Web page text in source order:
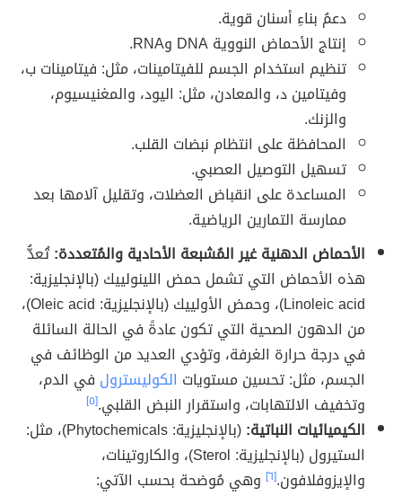
دعمُ بناءِ أسنان قوية.
إنتاج الأحماض النووية DNA وRNA.
تنظيم استخدام الجسم للفيتامينات، مثل: فيتامينات ب،
وفيتامين د، والمعادن، مثل: اليود، والمغنيسيوم،
والزنك.
المحافظة على انتظام نبضات القلب.
تسهيل التوصيل العصبي.
المساعدة على انقباض العضلات، وتقليل آلامها بعد
ممارسة التمارين الرياضية.
الأحماض الدهنية غير المُشبعة الأحادية والمُتعددة:تُعدُّ
هذه الأحماض التي تشمل حمض اللينولييك (بالإنجليزية:
Linoleic acid)، وحمض الأولييك (بالإنجليزية: Oleic acid)،
من الدهون الصحية التي تكون عادةً في الحالة السائلة
في درجة حرارة الغرفة، وتؤدي العديد من الوظائف في
الجسم، مثل: تحسين مستويات الكوليسترول في الدم،
وتخفيف الالتهابات، واستقرار النبض القلبي.[٥]
الكيميائيات النباتية:
(بالإنجليزية: Phytochemicals)، مثل:
الستيرول (بالإنجليزية: Sterol)، والكاروتينات،
والإيزوفلافون.[٦] وهي مُوضحة بحسب الآتي: